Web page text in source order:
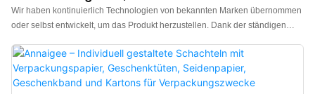
Verpackungsbeutel Und -boxen
Wir haben kontinuierlich Technologien von bekannten Marken übernommen
oder selbst entwickelt, um das Produkt herzustellen. Dank der ständigen
individuell gestaltbaren Schmuckkästchen und Geschenktüten mit
Schleifengriffen als äußerst nützlich im Bereich der Verpackungsindustrie
erwiesen.